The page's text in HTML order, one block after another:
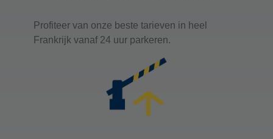
Profiteer van onze beste tarieven in heel
Frankrijk vanaf 24 uur parkeren.